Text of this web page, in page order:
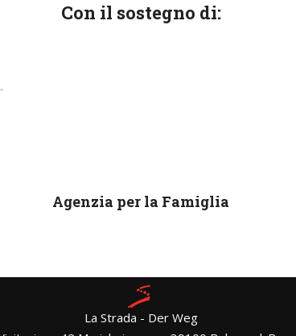
Con il sostegno di:
Agenzia per la Famiglia
La Strada - Der Weg